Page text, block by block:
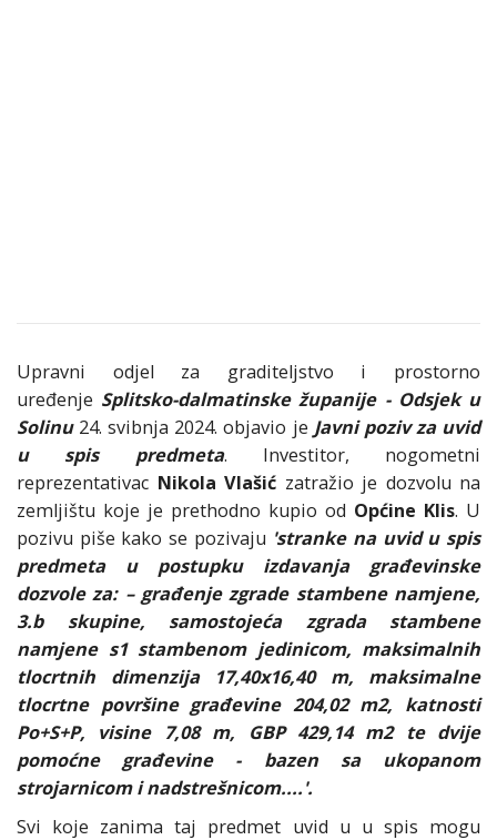
Upravni odjel za graditeljstvo i prostorno
uređenje Splitsko-dalmatinske županije - Odsjek u
Solinu24. svibnja 2024. objavio je Javni poziv za uvid
u spis predmeta. Investitor, nogometni
reprezentativac Nikola Vlašić zatražio je dozvolu na
zemljištu koje je prethodno kupio od Općine Klis. U
pozivu piše kako se pozivaju 'stranke na uvid u spis
predmeta u postupku izdavanja građevinske
dozvole za: – građenje zgrade stambene namjene,
3.b skupine, samostojeća zgrada stambene
namjene s1 stambenom jedinicom, maksimalnih
tlocrtnih dimenzija 17,40x16,40 m, maksimalne
tlocrtne površine građevine 204,02 m2, katnosti
Po+S+P, visine 7,08 m, GBP 429,14 m2 te dvije
pomoćne građevine - bazen sa ukopanom
strojarnicom i nadstrešnicom....'.
Svi koje zanima taj predmet uvid u u spis mogu